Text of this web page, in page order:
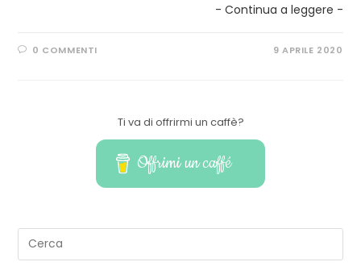
- Continua a leggere -
0 COMMENTI 9 APRILE 2020
Ti va di offrirmi un caffè?
Offrimi un caffé